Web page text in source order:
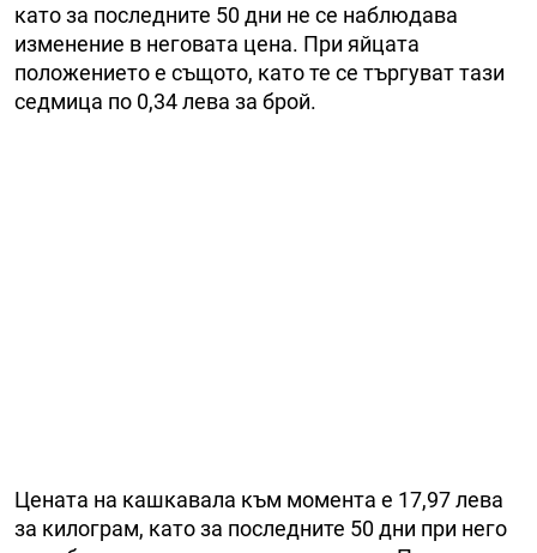
като за последните 50 дни не се наблюдава
изменение в неговата цена. При яйцата
положението е същото, като те се търгуват тази
седмица по 0,34 лева за брой.
Цената на кашкавала към момента е 17,97 лева
за килограм, като за последните 50 дни при него